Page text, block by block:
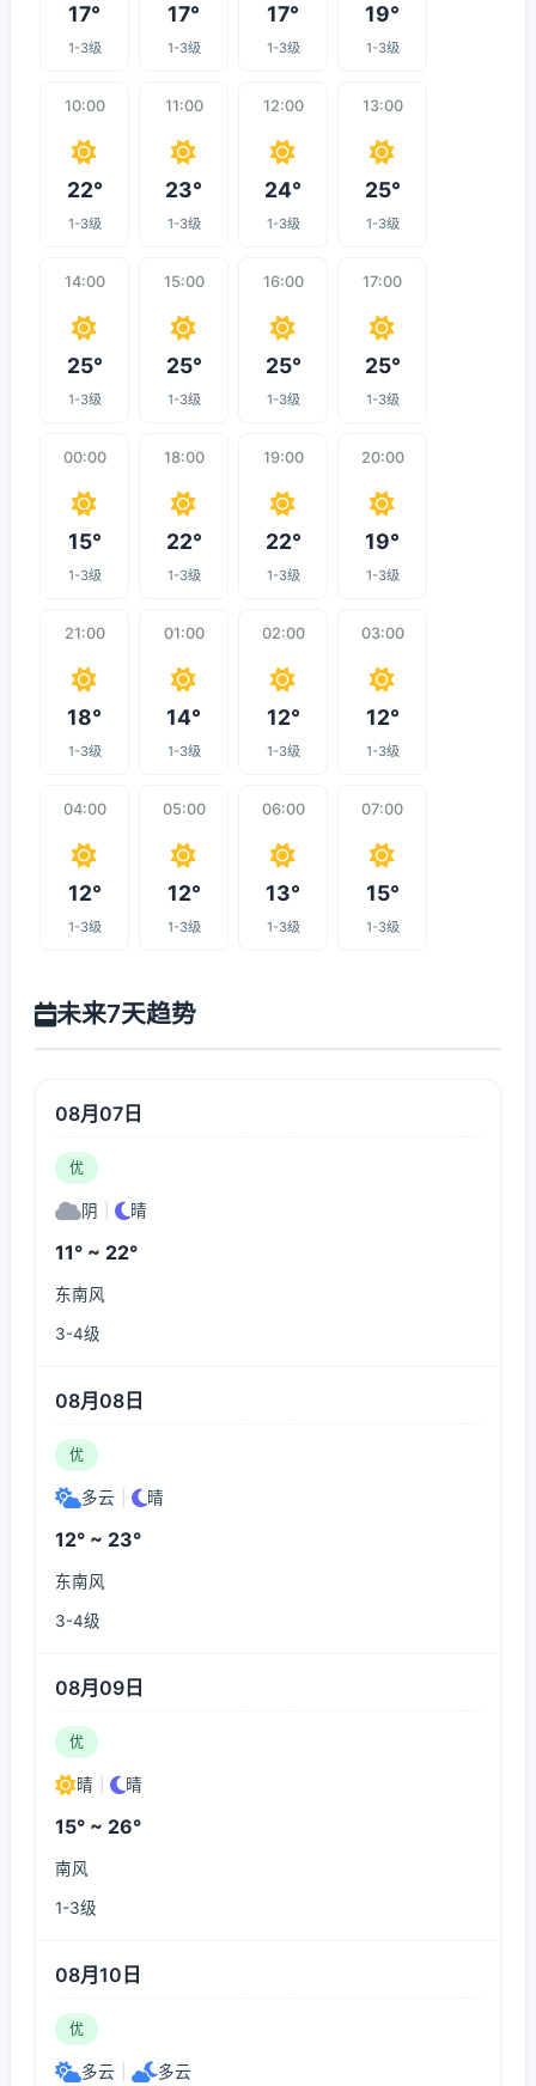
17°
1-3级
17°
1-3级
17°
1-3级
19°
1-3级
10:00
22°
1-3级
11:00
23°
1-3级
12:00
24°
1-3级
13:00
25°
1-3级
14:00
25°
1-3级
15:00
25°
1-3级
16:00
25°
1-3级
17:00
25°
1-3级
00:00
15°
1-3级
18:00
22°
1-3级
19:00
22°
1-3级
20:00
19°
1-3级
21:00
18°
1-3级
01:00
14°
1-3级
02:00
12°
1-3级
03:00
12°
1-3级
04:00
12°
1-3级
05:00
12°
1-3级
06:00
13°
1-3级
07:00
15°
1-3级
未来7天趋势
08月07日
优
阴 晴
11° ~ 22°
东南风
3-4级
08月08日
优
多云 晴
12° ~ 23°
东南风
3-4级
08月09日
优
晴 晴
15° ~ 26°
南风
1-3级
08月10日
优
多云 多云